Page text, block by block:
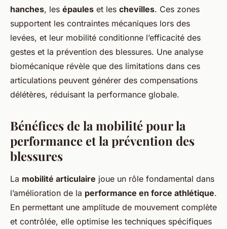
hanches, les épaules et les chevilles. Ces zones
supportent les contraintes mécaniques lors des
levées, et leur mobilité conditionne l’efficacité des
gestes et la prévention des blessures. Une analyse
biomécanique révèle que des limitations dans ces
articulations peuvent générer des compensations
délétères, réduisant la performance globale.
Bénéfices de la mobilité pour la
performance et la prévention des
blessures
La mobilité articulaire joue un rôle fondamental dans
l’amélioration de la performance en force athlétique.
En permettant une amplitude de mouvement complète
et contrôlée, elle optimise les techniques spécifiques